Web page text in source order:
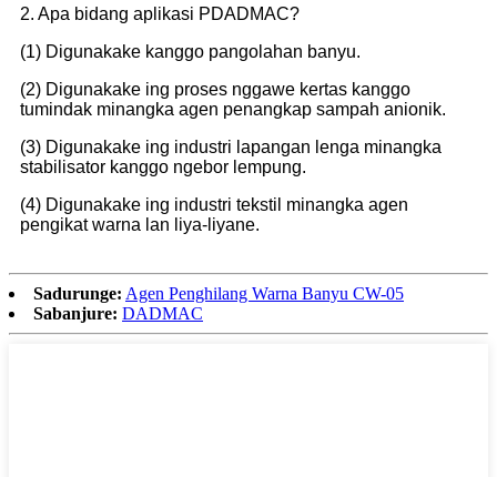
2. Apa bidang aplikasi PDADMAC?
(1) Digunakake kanggo pangolahan banyu.
(2) Digunakake ing proses nggawe kertas kanggo
tumindak minangka agen penangkap sampah anionik.
(3) Digunakake ing industri lapangan lenga minangka
stabilisator kanggo ngebor lempung.
(4) Digunakake ing industri tekstil minangka agen
pengikat warna lan liya-liyane.
Sadurunge: Agen Penghilang Warna Banyu CW-05
Sabanjure: DADMAC